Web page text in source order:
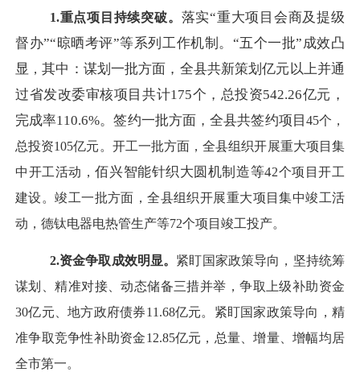
1.重点项目持续突破。 落实“重大项目会商及提级
督办”“晾晒考评”等系列工作机制。“五个一批”成效凸
显 ，其中：谋划一批方面，全县共新策划亿元以上并通
过省发改委审核项目共计175个，总投资542.26亿元，
完成率110.6%。签约一批方面，全县共签约项目 45个，
总投资105亿元。开工一批方面，全县组织开展重大项目集
中开工活动，佰兴智能针织大圆机制造等42个项目开工
建设 。竣工一批方面，全县组织开展重大项目集中竣工活
动， 德钛电器电热管生产等72个项目竣工投产。
2.资金争取成效明显。 紧盯国家政策导向，坚持统筹
谋划、精准对接、动态储备三措并举，争取上级补助资金
30亿元、地方政府债券11.68亿元。 紧盯国家政策导向，精
准争取竞争性补助资金12.85亿元，总量、增量、增幅均居
全市第一。